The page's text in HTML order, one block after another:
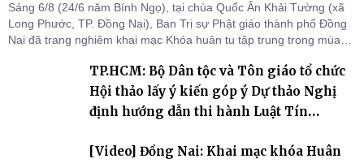
Sáng 6/8 (24/6 năm Bính Ngọ), tại chùa Quốc Ân Khải Tường (xã
Long Phước, TP. Đồng Nai), Ban Trị sự Phật giáo thành phố Đồng
Nai đã trang nghiêm khai mạc Khóa huân tu tập trung trong mùa
chỗ khu vực VII, VIII và trường hạ chùa Quốc Ân Khải Tường.
TP.HCM: Bộ Dân tộc và Tôn giáo tổ chức
Hội thảo lấy ý kiến góp ý Dự thảo Nghị
định hướng dẫn thi hành Luật Tín
[Video] Đồng Nai: Khai mạc khóa Huân